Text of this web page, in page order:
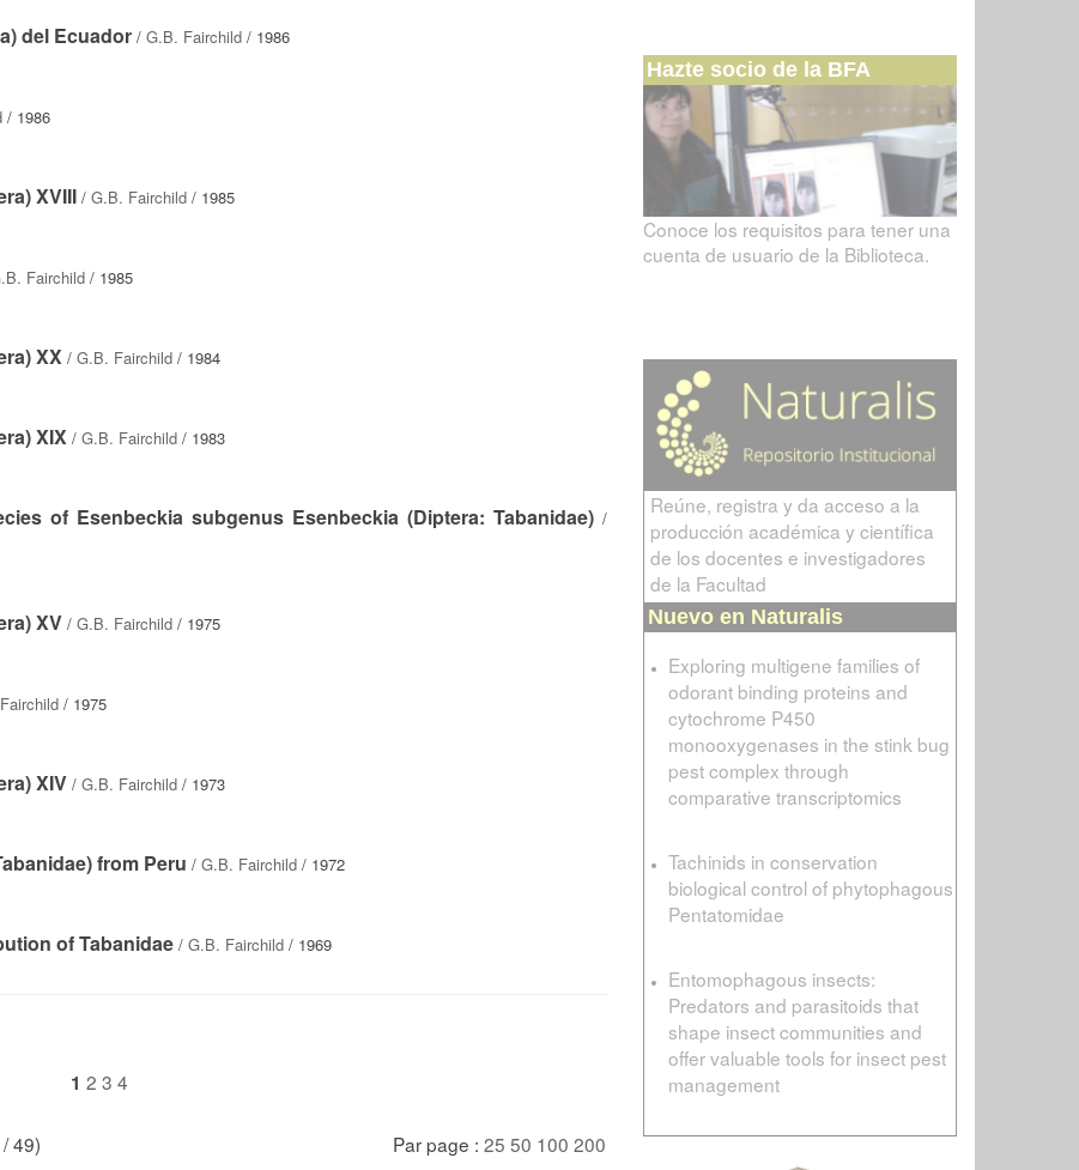
del Ecuador / G.B. Fairchild / 1986
/ 1986
XVIII / G.B. Fairchild / 1985
Fairchild / 1985
XX / G.B. Fairchild / 1984
XIX / G.B. Fairchild / 1983
of Esenbeckia subgenus Esenbeckia (Diptera: Tabanidae)/
XV / G.B. Fairchild / 1975
/ 1975
XIV / G.B. Fairchild / 1973
from Peru / G.B. Fairchild / 1972
of Tabanidae / G.B. Fairchild / 1969
1 2 3 4
49) Par page : 25 50 100 200
Hazte socio de la BFA
Conoce los requisitos para tener una
cuenta de usuario de la Biblioteca.
Reúne, registra y da acceso a la
producción académica y científica
de los docentes e investigadores
de la Facultad
Nuevo en Naturalis
Exploring multigene families of
odorant binding proteins and
cytochrome P450
monooxygenases in the stink bug
pest complex through
comparative transcriptomics
Tachinids in conservation
biological control of phytophagous
Pentatomidae
Entomophagous insects:
Predators and parasitoids that
shape insect communities and
offer valuable tools for insect pest
management